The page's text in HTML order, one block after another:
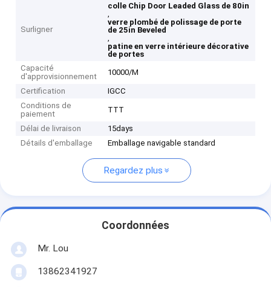
Surligner
colle Chip Door Leaded Glass de 80in
,
verre plombé de polissage de porte
de 25in Beveled
,
patine en verre intérieure décorative
de portes
Capacité
d'approvisionnement
10000/M
Certification
IGCC
Conditions de
paiement
TTT
Délai de livraison
15days
Détails d'emballage
Emballage navigable standard
Regardez plus
Coordonnées
Mr. Lou
13862341927